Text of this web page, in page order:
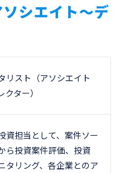
シエイト～デ
リスト（アソシエイト
クター）
資担当として、案件ソー
ら投資案件評価、投資
タリング、各企業とのア